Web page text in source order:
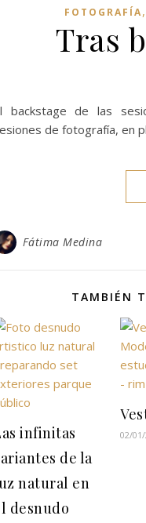
FOTOGRAFÍA,
Tras
backstage de las
de fotografía, en
Fátima Medina
TAMBIÉN
infinitas
de la
natural en
desnudo
02/